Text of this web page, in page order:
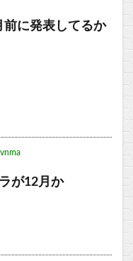
前に発表してるか
が12月か